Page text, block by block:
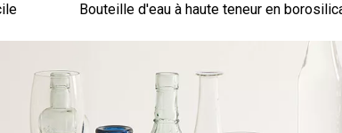
Bouteille d'eau à haute teneur en